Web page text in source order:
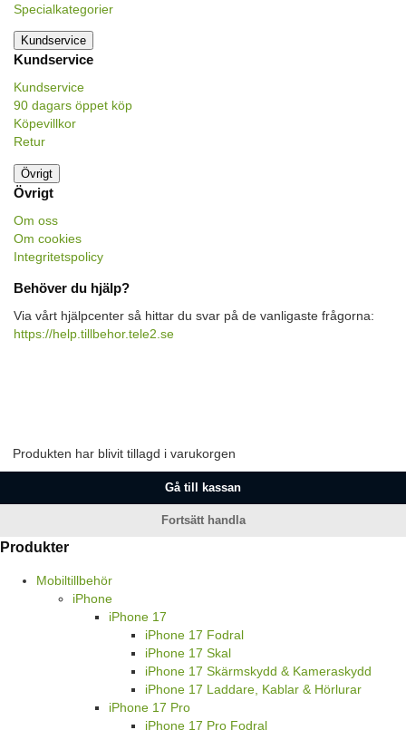
Specialkategorier
Kundservice
Kundservice
Kundservice
90 dagars öppet köp
Köpevillkor
Retur
Övrigt
Övrigt
Om oss
Om cookies
Integritetspolicy
Behöver du hjälp?
Via vårt hjälpcenter så hittar du svar på de vanligaste frågorna:
https://help.tillbehor.tele2.se
Produkten har blivit tillagd i varukorgen
Gå till kassan
Fortsätt handla
Produkter
Mobiltillbehör
iPhone
iPhone 17
iPhone 17 Fodral
iPhone 17 Skal
iPhone 17 Skärmskydd & Kameraskydd
iPhone 17 Laddare, Kablar & Hörlurar
iPhone 17 Pro
iPhone 17 Pro Fodral